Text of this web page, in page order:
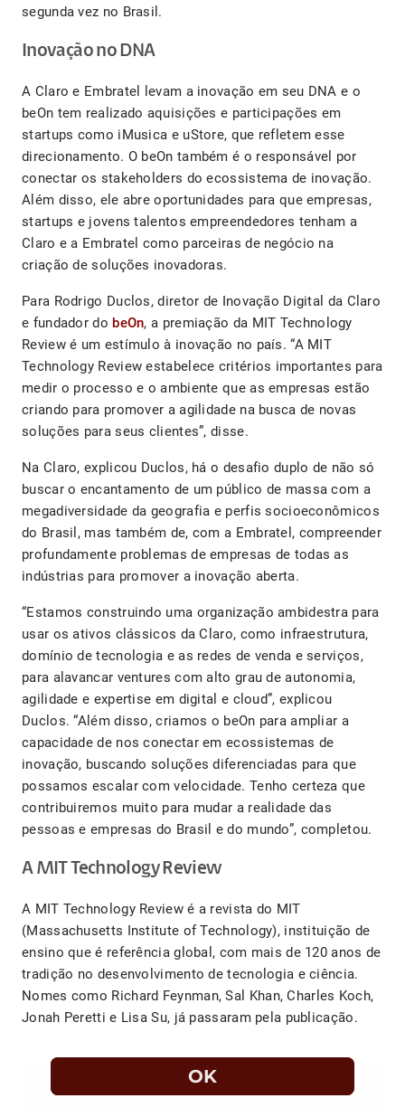
segunda vez no Brasil.
Inovação no DNA
A Claro e Embratel levam a inovação em seu DNA e o
beOn tem realizado aquisições e participações em
startups como iMusica e uStore, que refletem esse
direcionamento. O beOn também é o responsável por
conectar os stakeholders do ecossistema de inovação.
Além disso, ele abre oportunidades para que empresas,
startups e jovens talentos empreendedores tenham a
Claro e a Embratel como parceiras de negócio na
criação de soluções inovadoras.
Para Rodrigo Duclos, diretor de Inovação Digital da Claro
e fundador do beOn, a premiação da MIT Technology
Review é um estímulo à inovação no país. “A MIT
Technology Review estabelece critérios importantes para
medir o processo e o ambiente que as empresas estão
criando para promover a agilidade na busca de novas
soluções para seus clientes”, disse.
Na Claro, explicou Duclos, há o desafio duplo de não só
buscar o encantamento de um público de massa com a
megadiversidade da geografia e perfis socioeconômicos
do Brasil, mas também de, com a Embratel, compreender
profundamente problemas de empresas de todas as
indústrias para promover a inovação aberta.
“Estamos construindo uma organização ambidestra para
usar os ativos clássicos da Claro, como infraestrutura,
domínio de tecnologia e as redes de venda e serviços,
para alavancar ventures com alto grau de autonomia,
agilidade e expertise em digital e cloud”, explicou
Duclos. “Além disso, criamos o beOn para ampliar a
capacidade de nos conectar em ecossistemas de
inovação, buscando soluções diferenciadas para que
possamos escalar com velocidade. Tenho certeza que
contribuiremos muito para mudar a realidade das
pessoas e empresas do Brasil e do mundo”, completou.
A MIT Technology Review
A MIT Technology Review é a revista do MIT
(Massachusetts Institute of Technology), instituição de
ensino que é referência global, com mais de 120 anos de
tradição no desenvolvimento de tecnologia e ciência.
Nomes como Richard Feynman, Sal Khan, Charles Koch,
Jonah Peretti e Lisa Su, já passaram pela publicação.